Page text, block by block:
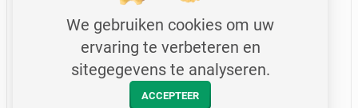
We gebruiken cookies om uw
ervaring te verbeteren en
sitegegevens te analyseren.
ACCEPTEER